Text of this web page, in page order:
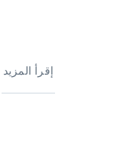
إقرأ المزيد